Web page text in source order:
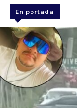
En portada